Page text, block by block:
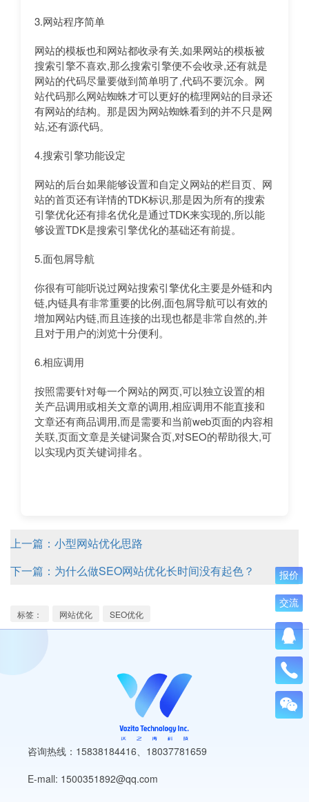
3.网站程序简单
网站的模板也和网站都收录有关,如果网站的模板被
搜索引擎不喜欢,那么搜索引擎便不会收录,还有就是
网站的代码尽量要做到简单明了,代码不要沉余。网
站代码那么网站蜘蛛才可以更好的梳理网站的目录还
有网站的结构。那是因为网站蜘蛛看到的并不只是网
站,还有源代码。
4.搜索引擎功能设定
网站的后台如果能够设置和自定义网站的栏目页、网
站的首页还有详情的TDK标识,那是因为所有的搜索
引擎优化还有排名优化是通过TDK来实现的,所以能
够设置TDK是搜索引擎优化的基础还有前提。
5.面包屑导航
你很有可能听说过网站搜索引擎优化主要是外链和内
链,内链具有非常重要的比例,面包屑导航可以有效的
增加网站内链,而且连接的出现也都是非常自然的,并
且对于用户的浏览十分便利。
6.相应调用
按照需要针对每一个网站的网页,可以独立设置的相
关产品调用或相关文章的调用,相应调用不能直接和
文章还有商品调用,而是需要和当前web页面的内容相
关联,页面文章是关键词聚合页,对SEO的帮助很大,可
以实现内页关键词排名。
上一篇：小型网站优化思路
下一篇：为什么做SEO网站优化长时间没有起色？
标签： 网站优化 SEO优化
咨询热线：15838184416
18037781659
E-mall: 1500351892@qq.com
报价
交流